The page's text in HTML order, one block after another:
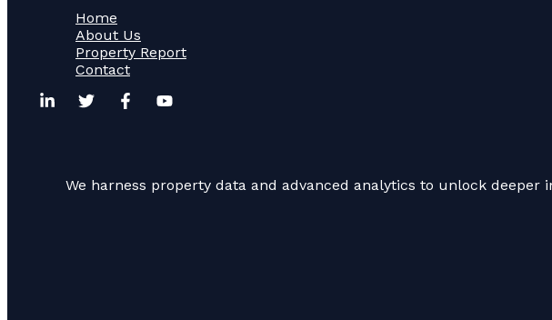
Home
About Us
Property Report
Contact
We harness property data and advanced analytics to unlock